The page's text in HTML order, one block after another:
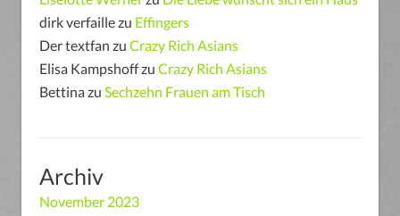
dirk verfaillezu Effingers
Der textfan zu Crazy Rich Asians
Elisa Kampshoffzu Crazy Rich Asians
Bettinazu Sechzehn Frauen am Tisch
Archiv
November 2023